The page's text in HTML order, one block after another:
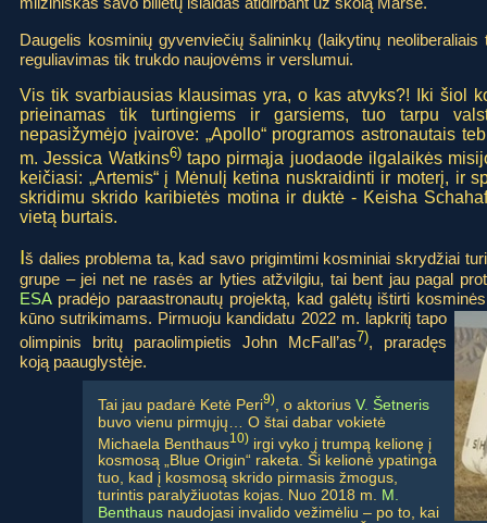
Daugelis kosminių gyvenviečių šalininkų (laikytinų
reguliavimas tik trukdo naujovėms ir verslumui.
Vis tik svarbiausias klausimas yra, o kas atvyks?! Iki šiol
prieinamas tik turtingiems ir garsiems, tuo tarpu
nepasižymėjo įvairove: „Apollo“ programos astronautais
m. Jessica Watkins6)tapo pirmąja juodaode ilgalaikės
keičiasi: „Artemis“ į Mėnulį ketina nuskraidinti ir moterį, ir
skridimu skrido karibietės motina ir duktė - Keisha
vietą burtais.
Iš dalies problema ta, kad savo prigimtimi kosminiai skrydžiai
grupe – jei net ne rasės ar lyties atžvilgiu, tai bent jau pagal
ESApradėjo paraastronautų projektą, kad galėtų ištirti
kūno sutrikimams. Pirmuoju kandidatu 2022 m. lapkritį tapo
olimpinis britų paraolimpietis John McFall’as7), praradęs
koją paauglystėje.
Tai jau padarė Ketė Peri9) , o aktorius V. Šetneris
buvo vienu pirmųjų… O štai dabar vokietė
Michaela Benthaus10) irgi vyko į trumpą kelionę į
kosmosą „Blue Origin“ raketa. Ši kelionė ypatinga
tuo, kad į kosmosą skrido pirmasis žmogus,
turintis paralyžiuotas kojas. Nuo 2018 m. M.
Benthaus naudojasi invalido vežimėliu – po to, kai